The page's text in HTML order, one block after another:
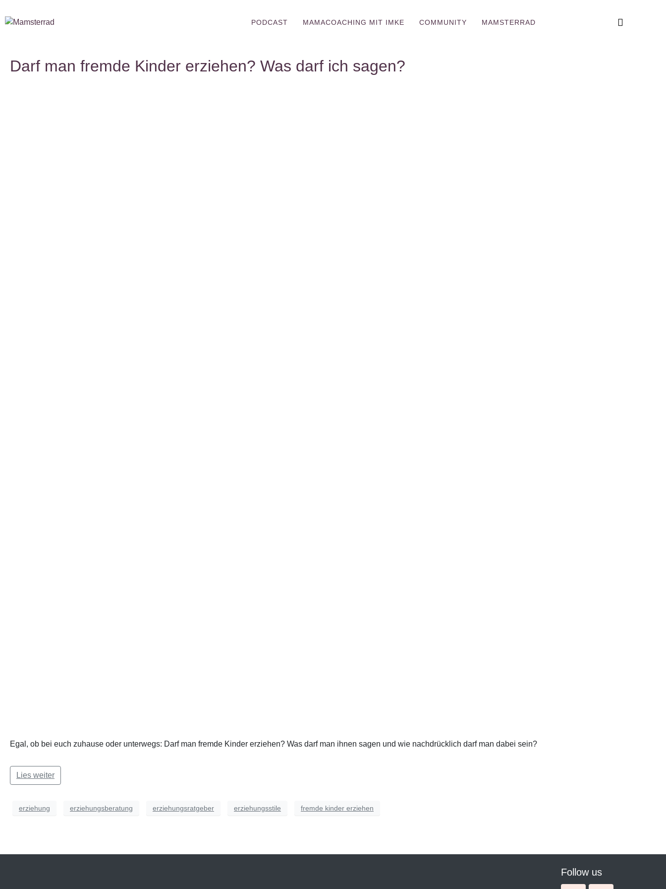
PODCAST MAMACOACHING MIT IMKE COMMUNITY MAMSTERRAD
Darf man fremde Kinder erziehen? Was darf ich sagen?
Egal, ob bei euch zuhause oder unterwegs: Darf man fremde Kinder erziehen? Was darf man ihnen sagen und wie nachdrücklich darf man dabei sein?
Lies weiter
erziehung erziehungsberatung erziehungsratgeber erziehungsstile fremde kinder erziehen
Follow us